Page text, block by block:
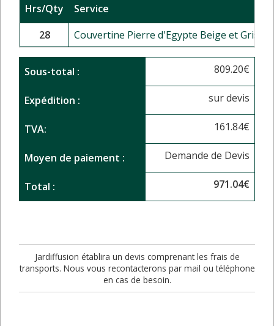
Hrs/Qty
Service
28
Couvertine Pierre d'Egypte Beige et Grise -
Sous-total : 809.20€
Expédition : sur devis
TVA: 161.84€
Moyen de paiement : Demande de Devis
Total : 971.04€
Jardiffusion établira un devis comprenant les frais de
transports. Nous vous recontacterons par mail ou téléphone
en cas de besoin.